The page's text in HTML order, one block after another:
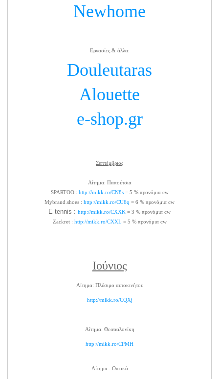
Newhome
Εργασίες & άλλα:
Douleutaras
Alouette
e-shop.gr
Σεπτέμβριος
Αίτημα: Παπούτσια
SPARTOO : http://mikk.ro/CN8s= 5 % προνόμια cw
Mybrand.shoes : http://mikk.ro/CU6q = 6 % προνόμια cw
E-tennis : http://mikk.ro/CXXK = 3 % προνόμια cw
Zackret : http://mikk.ro/CXXL = 5 % προνόμια cw
Ιούνιος
Αίτημα: Πλύσιμο αυτοκινήτου
http://mikk.ro/CQXj
Αίτημα: Θεσσαλονίκη
http://mikk.ro/CPMH
Αίτημα : Οπτικά